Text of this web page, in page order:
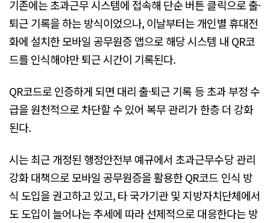
기존에는 초과근무 시스템에 접속해 단순 버튼 클릭으로 출·
퇴근 기록을 하는 방식이었으나, 이날부터는 개인별 휴대전
화에 설치한 모바일 공무원증 앱으로 해당 시스템 내 QR코
드를 인식해야만 퇴근 시간이 기록된다.
QR코드로 인증하게 되면 대리 출·퇴근 기록 등 초과 부정 수
급을 원천적으로 차단할 수 있어 복무 관리가 한층 더 강화
된다.
시는 최근 개정된 행정안전부 예규에서 초과근무수당 관리
강화 대책으로 모바일 공무원증을 활용한 QR코드 인식 방
식 도입을 권고하고 있고, 타 국가기관 및 지방자치단체에서
도 도입이 늘어나는 추세에 따라 선제적으로 대응한다는 방